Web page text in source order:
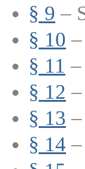
§ 9 –
§ 10
§ 11
§ 12
§ 13
§ 14